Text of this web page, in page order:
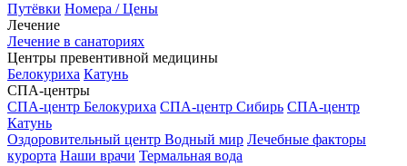
Путёвки Номера / Цены
Лечение
Лечение в санаториях
Центры превентивной медицины
Белокуриха Катунь
СПА-центры
СПА-центр Белокуриха СПА-центр Сибирь СПА-центр
Катунь
Оздоровительный центр Водный мир Лечебные факторы
курорта Наши врачи Термальная вода